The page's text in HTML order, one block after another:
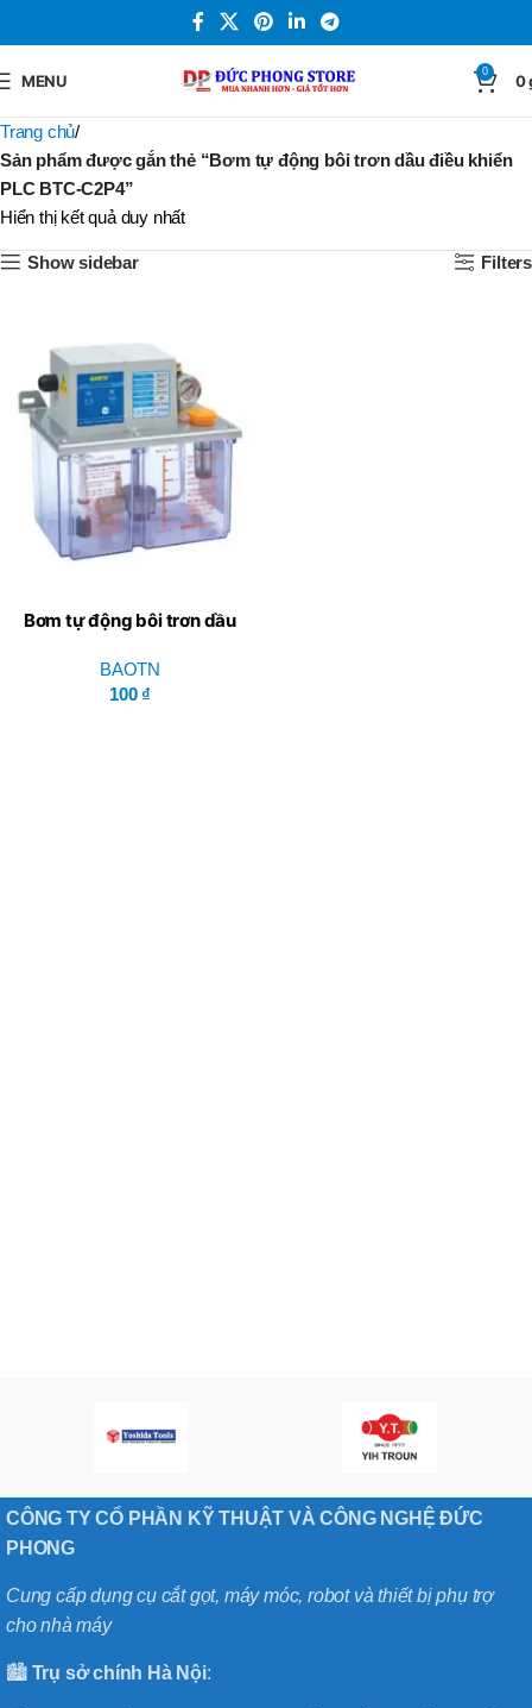
MENU 0 0
Trang chủ
Sản phẩm được gắn thẻ “Bơm tự động bôi trơn dầu điều khiển
PLC BTC-C2P4”
Hiển thị kết quả duy nhất
Show sidebar Filters
Bơm tự động bôi trơn dầu
BAOTN
100 ₫
CÔNG TY CỔ PHẦN KỸ THUẬT VÀ CÔNG NGHỆ ĐỨC
PHONG
Cung cấp dụng cụ cắt gọt, máy móc, robot và thiết bị phụ trợ
cho nhà máy
🏙️ Trụ sở chính Hà Nội: